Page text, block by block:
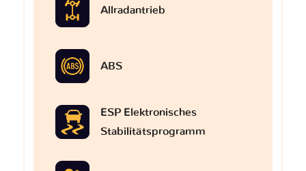
Allradantrieb
ABS
ESP Elektronisches
Stabilitätsprogramm